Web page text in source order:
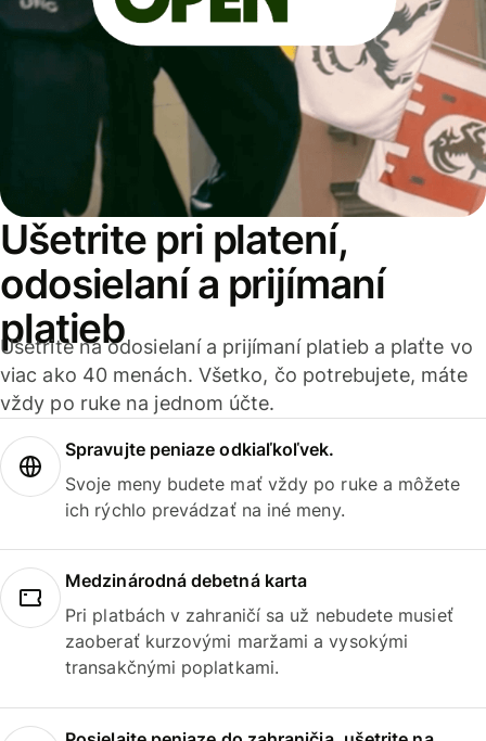
Ušetrite pri platení,
odosielaní a prijímaní
platieb
Ušetrite na odosielaní a prijímaní platieb a plaťte vo
viac ako 40 menách. Všetko, čo potrebujete, máte
vždy po ruke na jednom účte.
Spravujte peniaze odkiaľkoľvek.
Svoje meny budete mať vždy po ruke a môžete
ich rýchlo prevádzať na iné meny.
Medzinárodná debetná karta
Pri platbách v zahraničí sa už nebudete musieť
zaoberať kurzovými maržami a vysokými
transakčnými poplatkami.